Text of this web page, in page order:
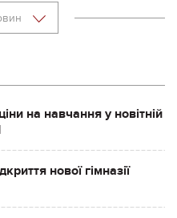
на навчання у новітній
нової гімназії